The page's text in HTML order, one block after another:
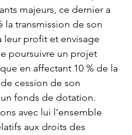
majeurs, ce dernier a
la transmission de son
leur profit et envisage
poursuivre un projet
en affectant 10 % de la
cession de son
fonds de dotation.
avec lui l’ensemble
aux droits des